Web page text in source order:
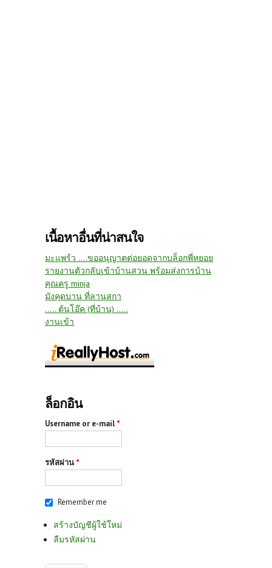
เนื้อหาอื่นที่น่าสนใจ
มะแพร้ว ....ขออนุญาตต่อยอดจากบล็อกพี่หยอย
รายงานตัวกลับเข้าบ้านสวน พร้อมส่งการบ้าน
คุณครู minja
มังคุดบาน ที่ลานสกา
..... ต้นโอ๊ค (ที่บ้าน) .....
งานเข้า
ล็อกอิน
Username or e-mail *
รหัสผ่าน *
Remember me
สร้างบัญชีผู้ใช้ใหม่
ลืมรหัสผ่าน